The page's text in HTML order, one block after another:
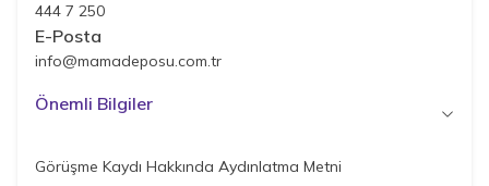
444 7 250
E-Posta
info@mamadeposu.com.tr
Önemli Bilgiler
Görüşme Kaydı Hakkında Aydınlatma Metni